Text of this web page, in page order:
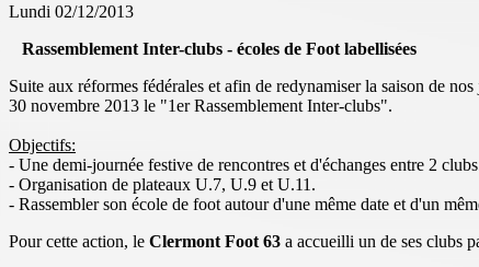
Lundi 02/12/2013
Rassemblement Inter-clubs - écoles de Foot labellisées
Suite aux réformes fédérales et afin de redynamiser la saison de
30 novembre 2013 le "1er Rassemblement Inter-clubs".
Objectifs:
- Une demi-journée festive de rencontres et d'échanges entre 2
- Organisation de plateaux U.7, U.9 et U.11.
- Rassembler son école de foot autour d'une même date et d'un
Pour cette action, le Clermont Foot 63 a accueilli un de ses clubs